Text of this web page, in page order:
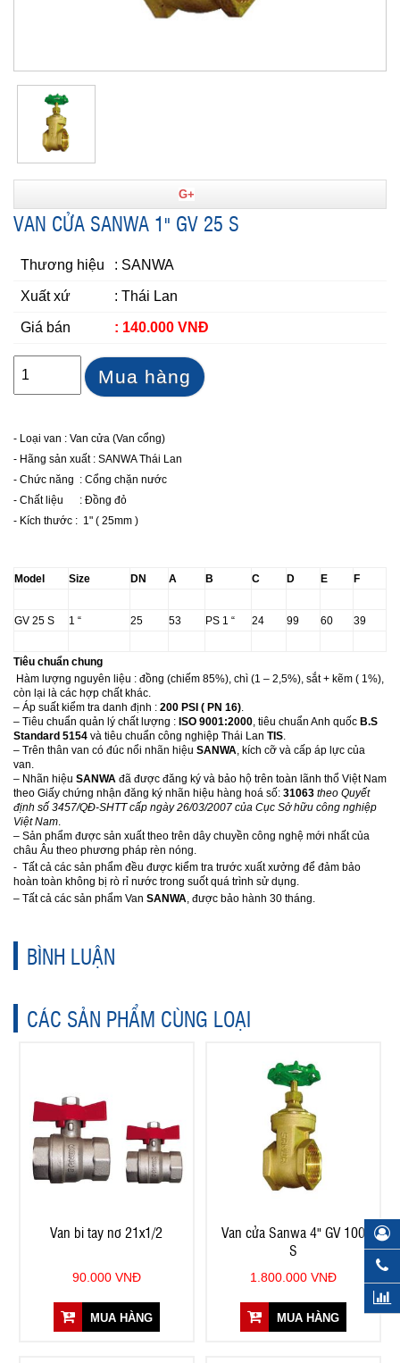
G+
VAN CỬA SANWA 1" GV 25 S
Thương hiệu : SANWA
Xuất xứ : Thái Lan
Giá bán : 140.000 VNĐ
Mua hàng
- Loại van : Van cửa (Van cổng)
- Hãng sản xuất : SANWA Thái Lan
- Chức năng : Cổng chặn nước
- Chất liệu : Đồng đỏ
- Kích thước : 1" ( 25mm )
Model Size DN A B C D E F
GV 25 S 1 “ 25 53 PS 1 “ 24 99 60 39
Tiêu chuẩn chung
Hàm lượng nguyên liệu : đồng (chiếm 85%), chì (1 – 2,5%), sắt + kẽm ( 1%),
còn lại là các hợp chất khác.
– Áp suất kiểm tra danh định : 200 PSI ( PN 16).
– Tiêu chuẩn quản lý chất lượng : ISO 9001:2000, tiêu chuẩn Anh quốc B.S
Standard 5154 và tiêu chuẩn công nghiệp Thái Lan TIS.
– Trên thân van có đúc nổi nhãn hiệu SANWA, kích cỡ và cấp áp lực của
van.
– Nhãn hiệu SANWA đã được đăng ký và bảo hộ trên toàn lãnh thổ Việt Nam
theo Giấy chứng nhận đăng ký nhãn hiệu hàng hoá số: 31063 theo Quyết
định số 3457/QĐ-SHTT cấp ngày 26/03/2007 của Cục Sở hữu công nghiệp
Việt Nam.
– Sản phẩm được sản xuất theo trên dây chuyền công nghệ mới nhất của
châu Âu theo phương pháp rèn nóng.
- Tất cả các sản phẩm đều được kiểm tra trước xuất xưởng để đảm bảo
hoàn toàn không bị rò rỉ nước trong suốt quá trình sử dụng.
– Tất cả các sản phẩm Van SANWA, được bảo hành 30 tháng.
BÌNH LUẬN
CÁC SẢN PHẨM CÙNG LOẠI
Van bi tay nơ 21x1/2
90.000 VNĐ
MUA HÀNG
Van cửa Sanwa 4" GV 100
S
1.800.000 VNĐ
MUA HÀNG